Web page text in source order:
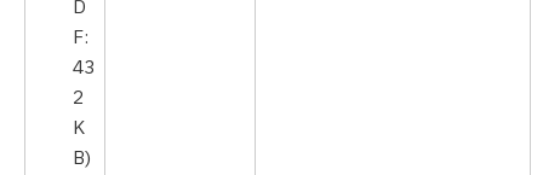
D
F:
43
2
K
B)